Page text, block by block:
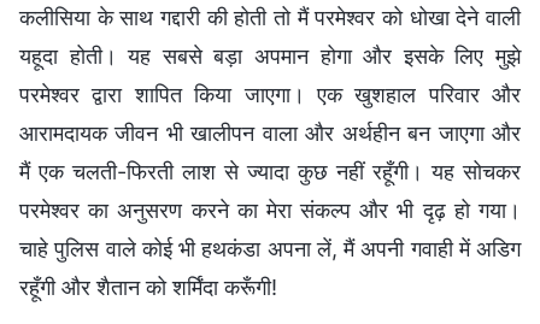
कलीसिया के साथ गद्दारी की होती तो मैं परमेश्वर को धोखा देने वाली
यहूदा होती। यह सबसे बड़ा अपमान होगा और इसके लिए मुझे
परमेश्वर द्वारा शापित किया जाएगा। एक खुशहाल परिवार और
आरामदायक जीवन भी खालीपन वाला और अर्थहीन बन जाएगा और
मैं एक चलती-फिरती लाश से ज्यादा कुछ नहीं रहूँगी। यह सोचकर
परमेश्वर का अनुसरण करने का मेरा संकल्प और भी दृढ़ हो गया।
चाहे पुलिस वाले कोई भी हथकंडा अपना लें, मैं अपनी गवाही में अडिग
रहूँगी और शैतान को शर्मिंदा करूँगी!